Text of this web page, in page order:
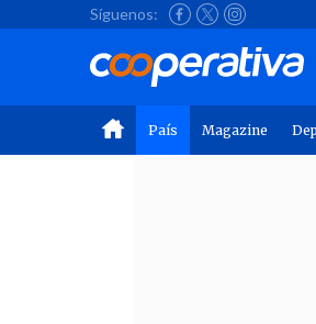
Síguenos:
País Magazine